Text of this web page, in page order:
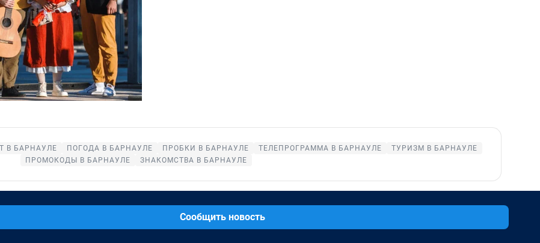
В БАРНАУЛЕ ПОГОДА В БАРНАУЛЕ ПРОБКИ В БАРНАУЛЕ ТЕЛЕПРОГРАММА В БАРНАУЛЕ
ТУРИЗМ В БАРНАУЛЕ
ПРОМОКОДЫ В БАРНАУЛЕ
ЗНАКОМСТВА В БАРНАУЛЕ
Сообщить новость